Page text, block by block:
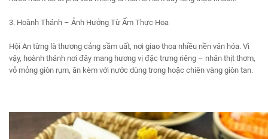
3. Hoành Thánh – Ảnh Hưởng Từ Ẩm Thực Hoa
Hội An từng là thương cảng sầm uất, nơi giao thoa nhiều nền văn hóa. Vì
vậy, hoành thánh nơi đây mang hương vị đặc trưng riêng – nhân thịt thơm,
vỏ mỏng giòn rụm, ăn kèm với nước dùng trong hoặc chiên vàng giòn tan.